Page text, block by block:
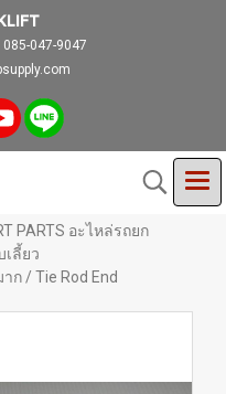
047-9047
PARTS อะไหล่รถยก
เลี้ยว
ก / Tie Rod End